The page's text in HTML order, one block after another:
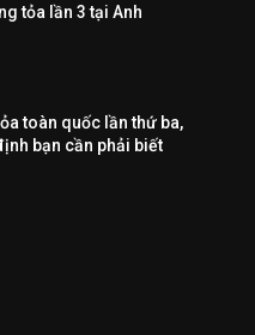
tỏa lần 3 tại Anh
toàn quốc lần thứ ba,
bạn cần phải biết